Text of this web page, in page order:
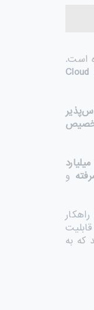
است.
Cloud
میلیارد
و
که به